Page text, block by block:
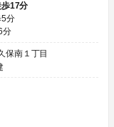
17分
5分
分
保南１丁目